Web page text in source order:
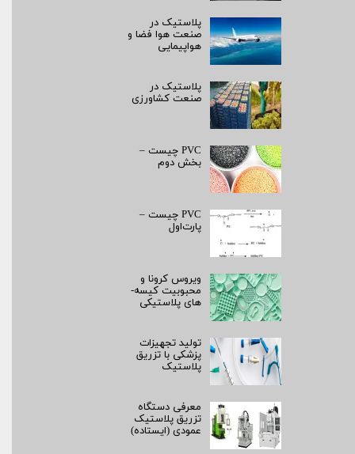
پلاستیک در
صنعت هوا فضا و
هواپیمایی
پلاستیک در
صنعت کشاورزی
PVC چیست –
بخش دوم
PVC چیست –
پارت‌اول
ویروس کرونا و
محبوبیت کیسه­
های پلاستیکی
تولید تجهیزات
پزشکی با تزریق
پلاستیک
معرفی دستگاه
تزریق پلاستیک
عمودی (ایستاده)